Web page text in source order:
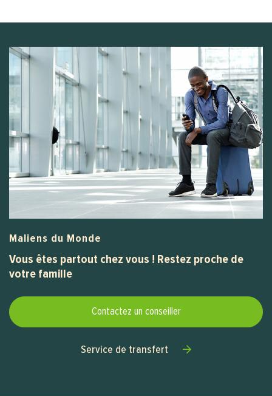
Maliens du Monde
Vous êtes partout chez vous ! Restez proche de
votre famille
Contactez un conseiller
Service de transfert